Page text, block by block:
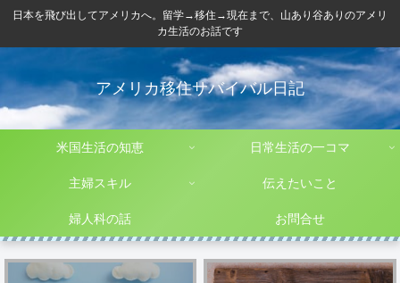
日本を飛び出してアメリカへ。留学→移住→現在まで、山あり谷ありのアメリ
カ生活のお話です
アメリカ移住サバイバル日記
米国生活の知恵 日常生活の一コマ
主婦スキル 伝えたいこと
婦人科の話 お問合せ